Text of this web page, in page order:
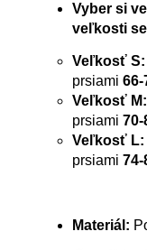
Vyber si
veľkosti
Veľkosť S:
prsiami 66-
Veľkosť M:
prsiami 70-
Veľkosť L:
prsiami 74-
Materiál: